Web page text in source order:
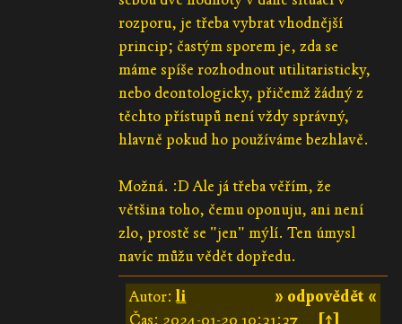
rozporu, je třeba vybrat vhodnější
princip; častým sporem je, zda se
máme spíše rozhodnout utilitaristicky,
nebo deontologicky, přičemž žádný z
těchto přístupů není vždy správný,
hlavně pokud ho používáme bezhlavě.
Možná. :D Ale já třeba věřím, že
většina toho, čemu oponuju, ani není
zlo, prostě se "jen" mýlí. Ten úmysl
navíc můžu vědět dopředu.
» odpovědět «
Autor:li
Čas: 2024-01-20 10:31:37 [↑]